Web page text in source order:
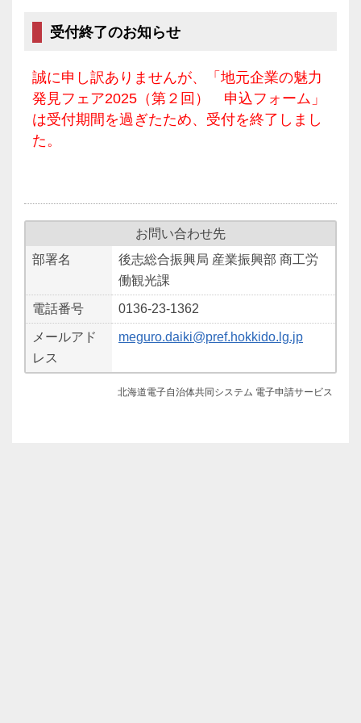
受付終了のお知らせ
誠に申し訳ありませんが、「地元企業の魅力
発見フェア2025（第２回） 申込フォーム」
は受付期間を過ぎたため、受付を終了しまし
た。
お問い合わせ先
部署名
後志総合振興局 産業振興部 商工労
働観光課
電話番号 0136‐23‐1362
メールアド
レス
meguro.daiki@pref.hokkido.lg.jp
北海道電子自治体共同システム 電子申請サービス